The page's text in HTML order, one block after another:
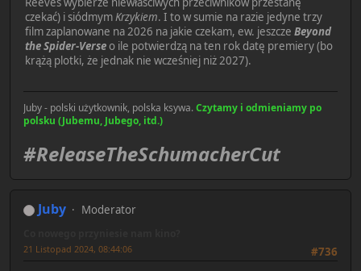
czekać) i siódmymKrzykiem. I to w sumie na razie jedyne trzy
film zaplanowane na 2026 na jakie czekam, ew. jeszcze Beyond
the Spider-Verseo ile potwierdzą na ten rok datę premiery (bo
krążą plotki, że jednak nie wcześniej niż 2027).
Juby - polski użytkownik, polska ksywa.Czytamy i odmieniamy po
polsku (Jubemu, Jubego, itd.)
#ReleaseTheSchumacherCut
Juby Moderator
#736
21 Listopad 2024, 08:44:06